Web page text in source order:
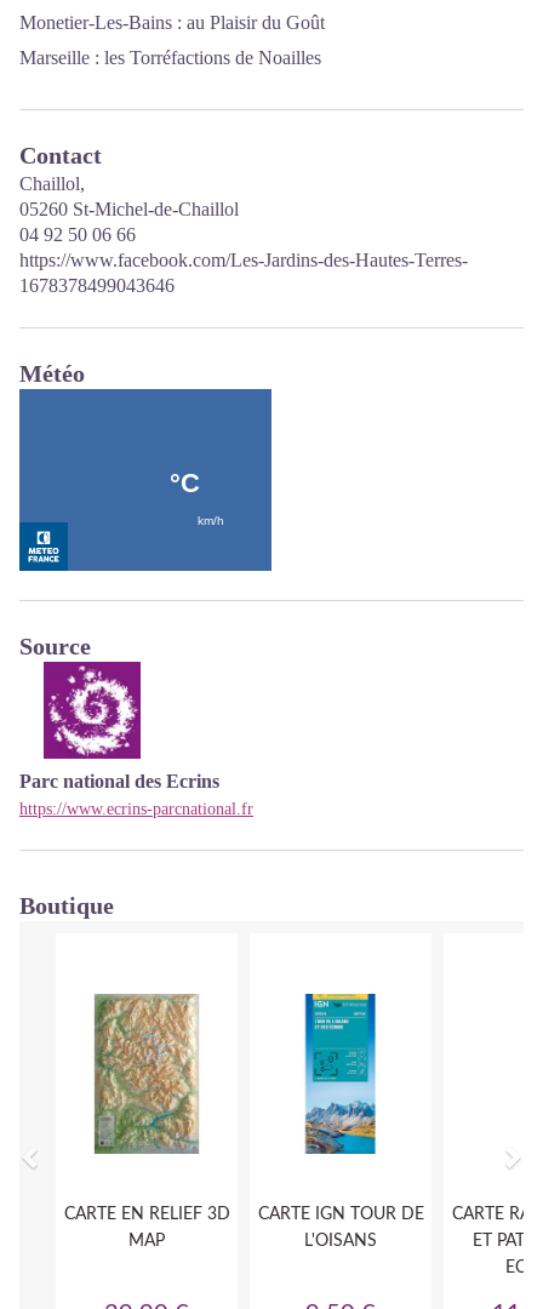
Monetier-Les-Bains : au Plaisir du Goût
Marseille : les Torréfactions de Noailles
Contact
Chaillol,
05260 St-Michel-de-Chaillol
04 92 50 06 66
https://www.facebook.com/Les-Jardins-des-Hautes-Terres-
1678378499043646
Météo
Source
Parc national des Ecrins
https://www.ecrins-parcnational.fr
Boutique